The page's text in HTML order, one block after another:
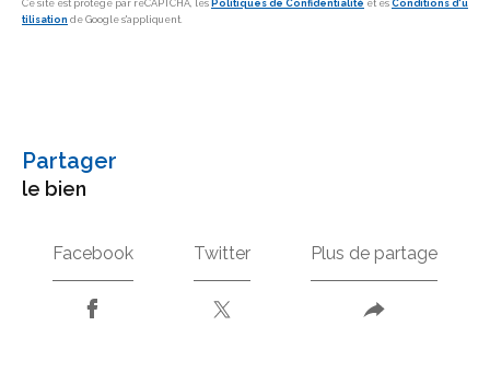
Ce site est protégé par reCAPTCHA, les Politiques de Confidentialité et es Conditions d'u
tilisation de Google s'appliquent.
partager
le bien
Facebook Twitter Plus de partage